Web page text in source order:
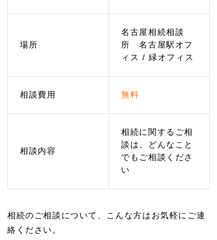
のご
税の
試算
2
（家
1.
3
場所
名古屋相続相談
所 名古屋駅オフ
ィス / 緑オフィス
相談費用 無料
相談内容
相続に関するご相
談は、どんなこと
でもご相談くださ
い
相続のご相談について、こんな方はお気軽にご連
絡ください。